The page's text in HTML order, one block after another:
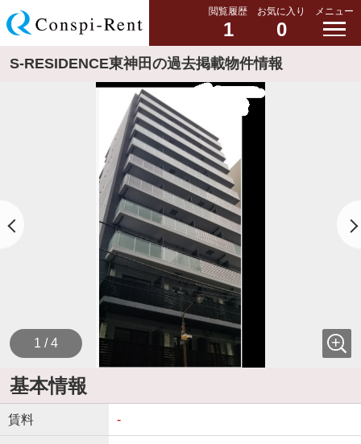
閲覧履歴
1
お気に入り
0
メニュー
S-RESIDENCE東神田の過去掲載物件情報
1 / 4
基本情報
賃料 -